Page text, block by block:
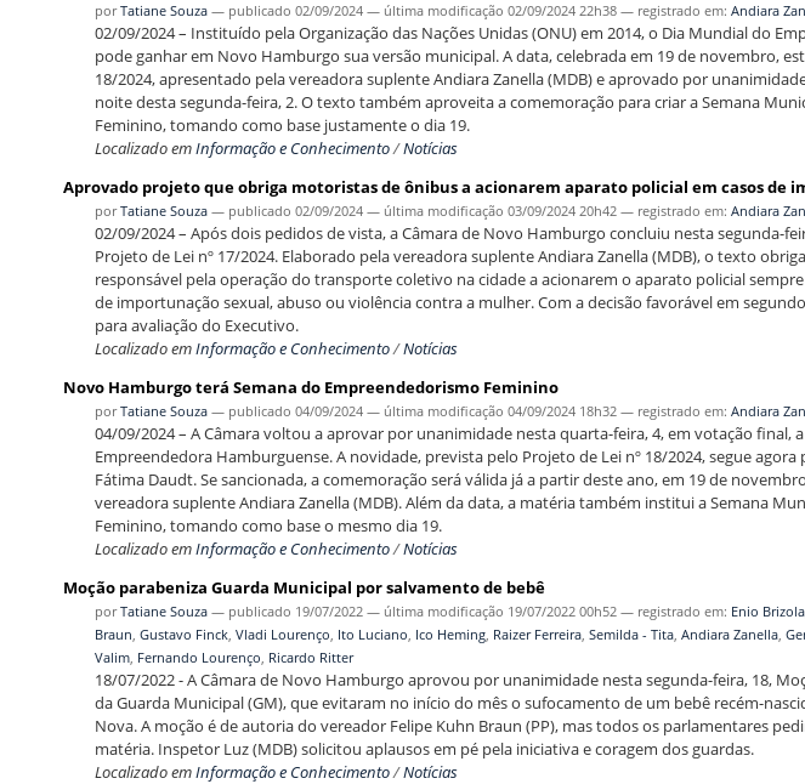
porTatiane Souza — publicado 02/09/2024 — última modificação 02/09/2024 22h38 — registrado em: Andiara
02/09/2024 – Instituído pela Organização das Nações Unidas (ONU) em 2014, o Dia Mundial do
pode ganhar em Novo Hamburgo sua versão municipal. A data, celebrada em 19 de novembro,
18/2024, apresentado pela vereadora suplente Andiara Zanella (MDB) e aprovado por
noite desta segunda-feira, 2. O texto também aproveita a comemoração para criar a Semana
Feminino, tomando como base justamente o dia 19.
Localizado emInformação e Conhecimento/Notícias
Aprovado projeto que obriga motoristas de ônibus a acionarem aparato policial em casos de
porTatiane Souza — publicado 02/09/2024 — última modificação 03/09/2024 20h42 — registrado em: Andiara
02/09/2024 – Após dois pedidos de vista, a Câmara de Novo Hamburgo concluiu nesta segunda-
Projeto de Lei nº 17/2024. Elaborado pela vereadora suplente Andiara Zanella (MDB), o texto
responsável pela operação do transporte coletivo na cidade a acionarem o aparato policial
de importunação sexual, abuso ou violência contra a mulher. Com a decisão favorável em
para avaliação do Executivo.
Localizado emInformação e Conhecimento/Notícias
Novo Hamburgo terá Semana do Empreendedorismo Feminino
porTatiane Souza — publicado 04/09/2024 — última modificação 04/09/2024 18h32 — registrado em: Andiara
04/09/2024 – A Câmara voltou a aprovar por unanimidade nesta quarta-feira, 4, em votação final,
Empreendedora Hamburguense. A novidade, prevista pelo Projeto de Lei nº 18/2024, segue agora
Fátima Daudt. Se sancionada, a comemoração será válida já a partir deste ano, em 19 de
vereadora suplente Andiara Zanella (MDB). Além da data, a matéria também institui a Semana
Feminino, tomando como base o mesmo dia 19.
Localizado emInformação e Conhecimento/Notícias
Moção parabeniza Guarda Municipal por salvamento de bebê
porTatiane Souza — publicado 19/07/2022 — última modificação 19/07/2022 00h52 — registrado em: Enio Brizola,
Braun Gustavo Finck, Vladi Lourenço Ito Luciano Ico Heming, Raizer Ferreira, Semilda - Tita, Andiara Zanella,
Valim, Fernando Lourenço Ricardo Ritter
18/07/2022 - A Câmara de Novo Hamburgo aprovou por unanimidade nesta segunda-feira, 18,
da Guarda Municipal (GM), que evitaram no início do mês o sufocamento de um bebê recém-
Nova. A moção é de autoria do vereador Felipe Kuhn Braun (PP), mas todos os parlamentares
matéria. Inspetor Luz (MDB) solicitou aplausos em pé pela iniciativa e coragem dos guardas.
Localizado emInformação e Conhecimento/Notícias